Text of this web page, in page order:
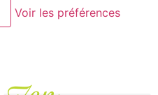
Voir les préférences